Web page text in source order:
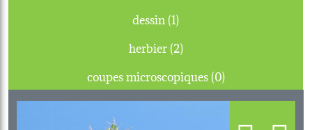
dessin (1)
herbier (2)
coupes microscopiques (0)